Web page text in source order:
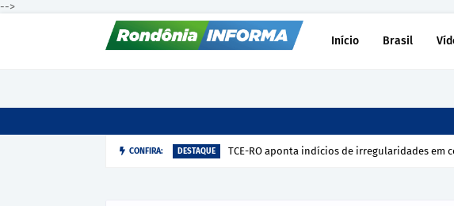
-->
Início Brasil
CONFIRA: DESTAQUE TCE-RO aponta indícios de irregularidades em